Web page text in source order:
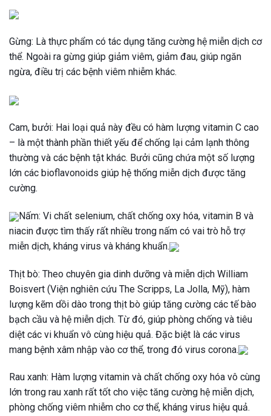
Gừng: Là thực phẩm có tác dụng tăng cường hệ miễn dịch cơ
thể. Ngoài ra gừng giúp giảm viêm, giảm đau, giúp ngăn
ngừa, điều trị các bệnh viêm nhiễm khác.
Cam, bưởi: Hai loại quả này đều có hàm lượng vitamin C cao
– là một thành phần thiết yếu để chống lại cảm lạnh thông
thường và các bệnh tật khác. Bưởi cũng chứa một số lượng
lớn các bioflavonoids giúp hệ thống miễn dịch được tăng
cường.
Nấm: Vi chất selenium, chất chống oxy hóa, vitamin B và
niacin được tìm thấy rất nhiều trong nấm có vai trò hỗ trợ
miễn dịch, kháng virus và kháng khuẩn.
Thịt bò: Theo chuyên gia dinh dưỡng và miễn dịch William
Boisvert (Viện nghiên cứu The Scripps, La Jolla, Mỹ), hàm
lượng kẽm dồi dào trong thịt bò giúp tăng cường các tế bào
bạch cầu và hệ miễn dịch. Từ đó, giúp phòng chống và tiêu
diệt các vi khuẩn vô cùng hiệu quả. Đặc biệt là các virus
mang bệnh xâm nhập vào cơ thể, trong đó virus corona.
Rau xanh: Hàm lượng vitamin và chất chống oxy hóa vô cùng
lớn trong rau xanh rất tốt cho việc tăng cường hệ miễn dịch,
phòng chống viêm nhiễm cho cơ thể, kháng virus hiệu quả.